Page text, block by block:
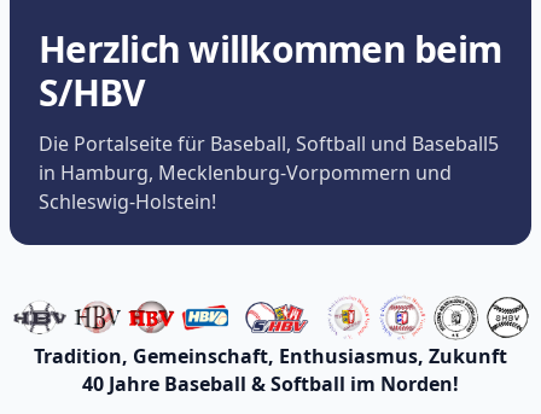
Herzlich willkommen beim
S/HBV
Die Portalseite für Baseball, Softball und Baseball5
in Hamburg, Mecklenburg-Vorpommern und
Schleswig-Holstein!
Tradition, Gemeinschaft, Enthusiasmus, Zukunft
40 Jahre Baseball & Softball im Norden!